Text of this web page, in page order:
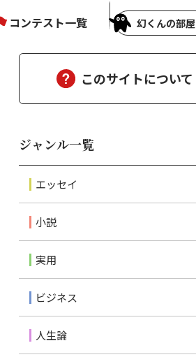
コンテスト一覧 幻くんの部屋
このサイトについて
ジャンル一覧
エッセイ
小説
実用
ビジネス
人生論